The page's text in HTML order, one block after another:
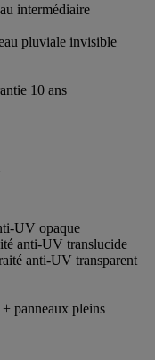
intermédiaire
pluviale invisible
10 ans
UV opaque
anti-UV translucide
anti-UV transparent
panneaux pleins